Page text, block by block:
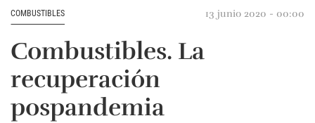
COMBUSTIBLES 13 junio 2020 - 00:00
Combustibles. La
recuperación
pospandemia